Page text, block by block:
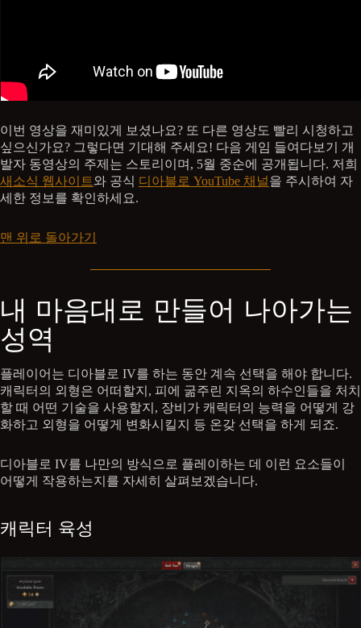
이번 영상을 재미있게 보셨나요? 또 다른 영상도 빨리 시청하고
싶으신가요? 그렇다면 기대해 주세요! 다음 게임 들여다보기 개
발자 동영상의 주제는 스토리이며, 5월 중순에 공개됩니다. 저희
새소식 웹사이트 와 공식 디아블로 YouTube 채널을 주시하여 자
세한 정보를 확인하세요.
맨 위로 돌아가기
내 마음대로 만들어 나아가는
성역
플레이어는 디아블로 IV를 하는 동안 계속 선택을 해야 합니다.
캐릭터의 외형은 어떠할지, 피에 굶주린 지옥의 하수인들을 처치
할 때 어떤 기술을 사용할지, 장비가 캐릭터의 능력을 어떻게 강
화하고 외형을 어떻게 변화시킬지 등 온갖 선택을 하게 되죠.
디아블로 IV를 나만의 방식으로 플레이하는 데 이런 요소들이
어떻게 작용하는지를 자세히 살펴보겠습니다.
캐릭터 육성